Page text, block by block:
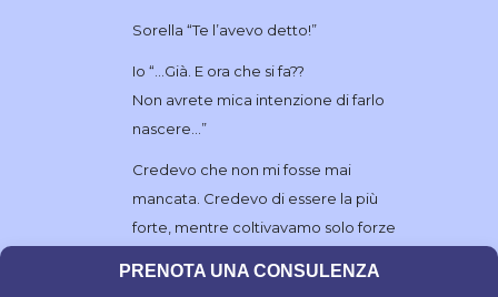
Sorella “Te l’avevo detto!”
Io “…Già. E ora che si fa??
Non avrete mica intenzione di farlo
nascere…”
Credevo che non mi fosse mai
mancata. Credevo di essere la più
forte, mentre coltivavamo solo forze
PRENOTA UNA CONSULENZA